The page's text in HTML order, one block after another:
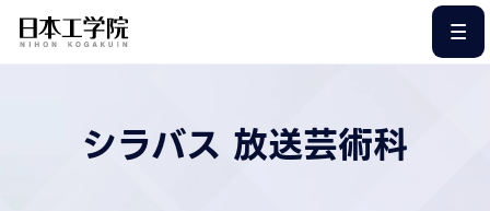
シラバス 放送芸術科